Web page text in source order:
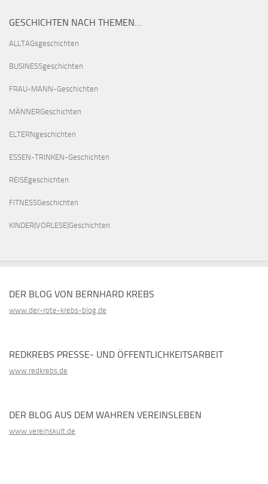
GESCHICHTEN NACH THEMEN…
ALLTAGsgeschichten
BUSINESSgeschichten
FRAU-MANN-Geschichten
MÄNNERGeschichten
ELTERNgeschichten
ESSEN-TRINKEN-Geschichten
REISEgeschichten
FITNESSGeschichten
KINDER(VORLESE)Geschichten
DER BLOG VON BERNHARD KREBS
www.der-rote-krebs-blog.de
REDKREBS PRESSE- UND ÖFFENTLICHKEITSARBEIT
www.redkrebs.de
DER BLOG AUS DEM WAHREN VEREINSLEBEN
www.vereinskult.de